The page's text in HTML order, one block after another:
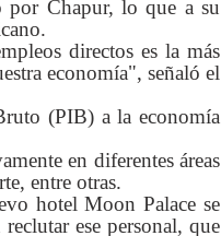
por Chapur, lo que a su
directos es la más
economía", señaló el
(PIB) a la economía
en diferentes áreas
entre otras.
hotel Moon Palace se
ese personal, que